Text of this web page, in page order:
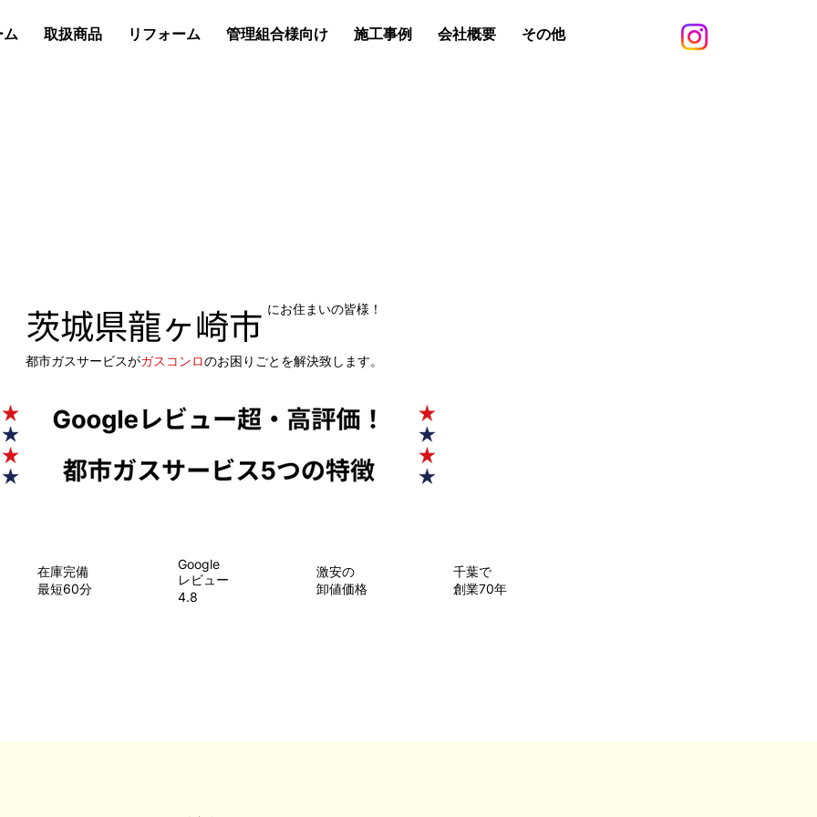
ム 取扱商品 リフォーム 管理組合様向け 施工事例 会社概要 その他
にお住まいの皆様！
茨城県龍ヶ崎市
都市ガスサービスがガスコンロのお困りごとを解決致します。
在庫完備
最短60分
Google
レビュー
4.8
​激安の
卸値価格
千葉で
創業70年